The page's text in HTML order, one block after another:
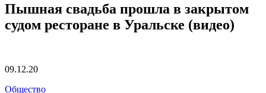
Пышная свадьба прошла в закрытом
судом ресторане в Уральске (видео)
09.12.20
Общество